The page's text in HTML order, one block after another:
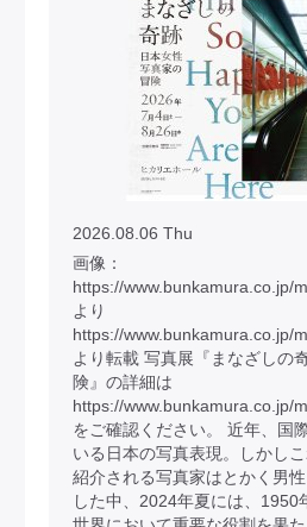
2026.08.06 Thu
画像：
https://www.bunkamura.co.jp/
より
https://www.bunkamura.co.jp/
より転載 写真展『まなざし
険』の詳細は
https://www.bunkamura.co.jp/
をご確認ください。 近年、国
いる日本の写真表現。しかし
紹介される写真家はとかく男
した中、2024年夏には、1950